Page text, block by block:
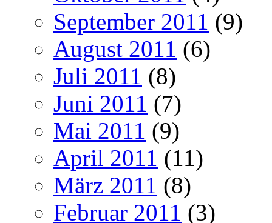
September 2011 (9)
August 2011 (6)
Juli 2011 (8)
Juni 2011 (7)
Mai 2011 (9)
April 2011 (11)
März 2011 (8)
Februar 2011 (3)